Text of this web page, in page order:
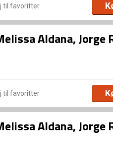
til favoritter
Aldana, Jorge
til favoritter
Aldana, Jorge